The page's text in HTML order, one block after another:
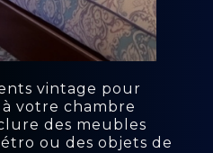
vintage pour
votre chambre
des meubles
ou des objets de